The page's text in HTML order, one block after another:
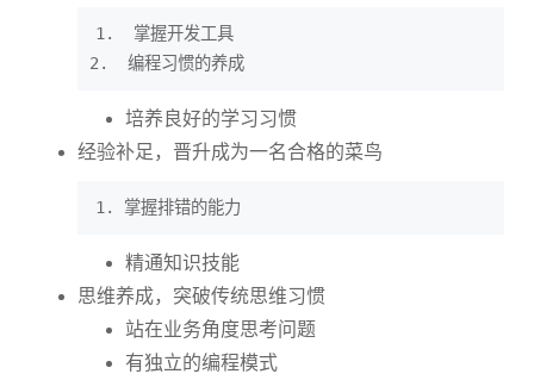
1.  掌握开发工具
培养良好的学习习惯
经验补足，晋升成为一名合格的菜鸟
精通知识技能
思维养成，突破传统思维习惯
站在业务角度思考问题
有独立的编程模式